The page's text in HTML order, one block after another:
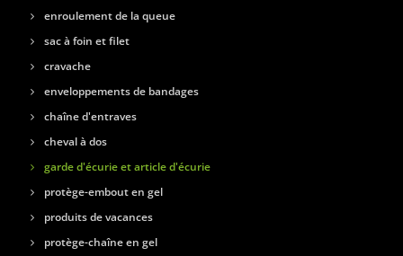
enroulement de la queue
sac à foin et filet
cravache
enveloppements de bandages
chaîne d'entraves
cheval à dos
garde d'écurie et article d'écurie
protège-embout en gel
produits de vacances
protège-chaîne en gel